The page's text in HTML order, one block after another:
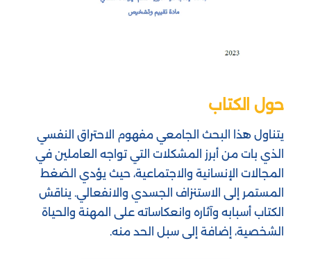
حول الكتاب
يتناول هذا البحث الجامعي مفهوم الاحتراق النفسي
الذي بات من أبرز المشكلات التي تواجه العاملين في
المجالات الإنسانية والاجتماعية، حيث يؤدي الضغط
المستمر إلى الاستنزاف الجسدي والانفعالي. يناقش
الكتاب أسبابه وآثاره وانعكاساته على المهنة والحياة
الشخصية، إضافة إلى سبل الحد منه.